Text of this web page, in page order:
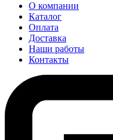
О компании
Каталог
Оплата
Доставка
Наши работы
Контакты